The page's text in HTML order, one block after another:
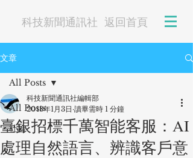
科技新聞通訊社 返回首頁
文章
All Posts
社論
All Posts
臺銀招標千萬智能客服：AI
處理自然語言、辨識客戶意
科技新聞通訊社編輯部
2018年1月3日 讀畢需時 1 分鐘